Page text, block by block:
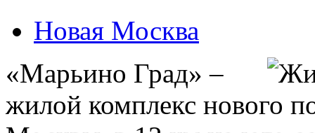
Новая Москва
«Марьино Град» –
жилой комплекс нового